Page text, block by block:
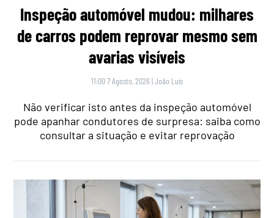
Inspeção automóvel mudou: milhares
de carros podem reprovar mesmo sem
avarias visíveis
11:00 7 Agosto, 2026 |João Luís
Não verificar isto antes da inspeção automóvel
pode apanhar condutores de surpresa: saiba como
consultar a situação e evitar reprovação